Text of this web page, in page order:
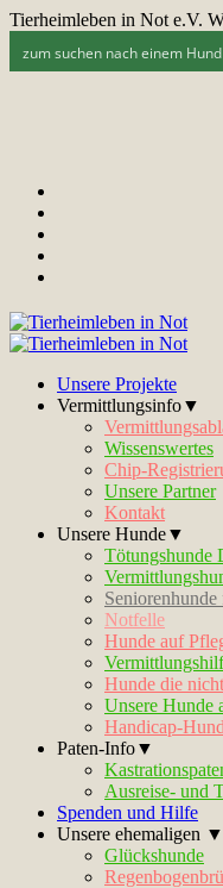
Tierheimleben in Not e.V.
Unsere Projekte
Vermittlungsinfo▼
Wissenswertes
Chip-
Unsere Partner
Kontakt
Unsere Hunde▼
Tötungshunde
Notfelle
Hunde auf
Hunde die
Unsere Hunde
Handicap-
Paten-Info▼
Ausreise- und
Spenden und Hilfe
Unsere ehemaligen ▼
Glückshunde